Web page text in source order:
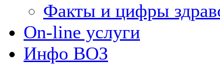
Факты и цифры
On-line услуги
Инфо ВОЗ